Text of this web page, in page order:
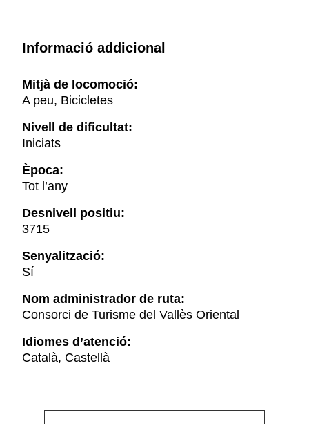
Informació addicional
Mitjà de locomoció:
A peu, Bicicletes
Nivell de dificultat:
Iniciats
Època:
Tot l’any
Desnivell positiu:
3715
Senyalització:
Sí
Nom administrador de ruta:
Consorci de Turisme del Vallès Oriental
Idiomes d’atenció:
Català, Castellà